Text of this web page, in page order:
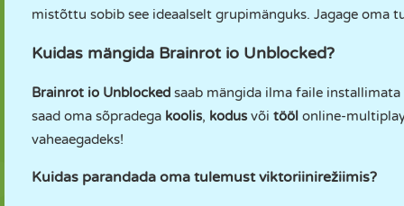
mistõttu sobib see ideaalselt grupimänguks. Jagage oma
Kuidas mängida Brainrot io Unblocked?
Brainrot io Unblocked saab mängida ilma faile installimata
saad oma sõpradega koolis, kodusvõi tööl online-
vaheaegadeks!
Kuidas parandada oma tulemust viktoriinirežiimis?